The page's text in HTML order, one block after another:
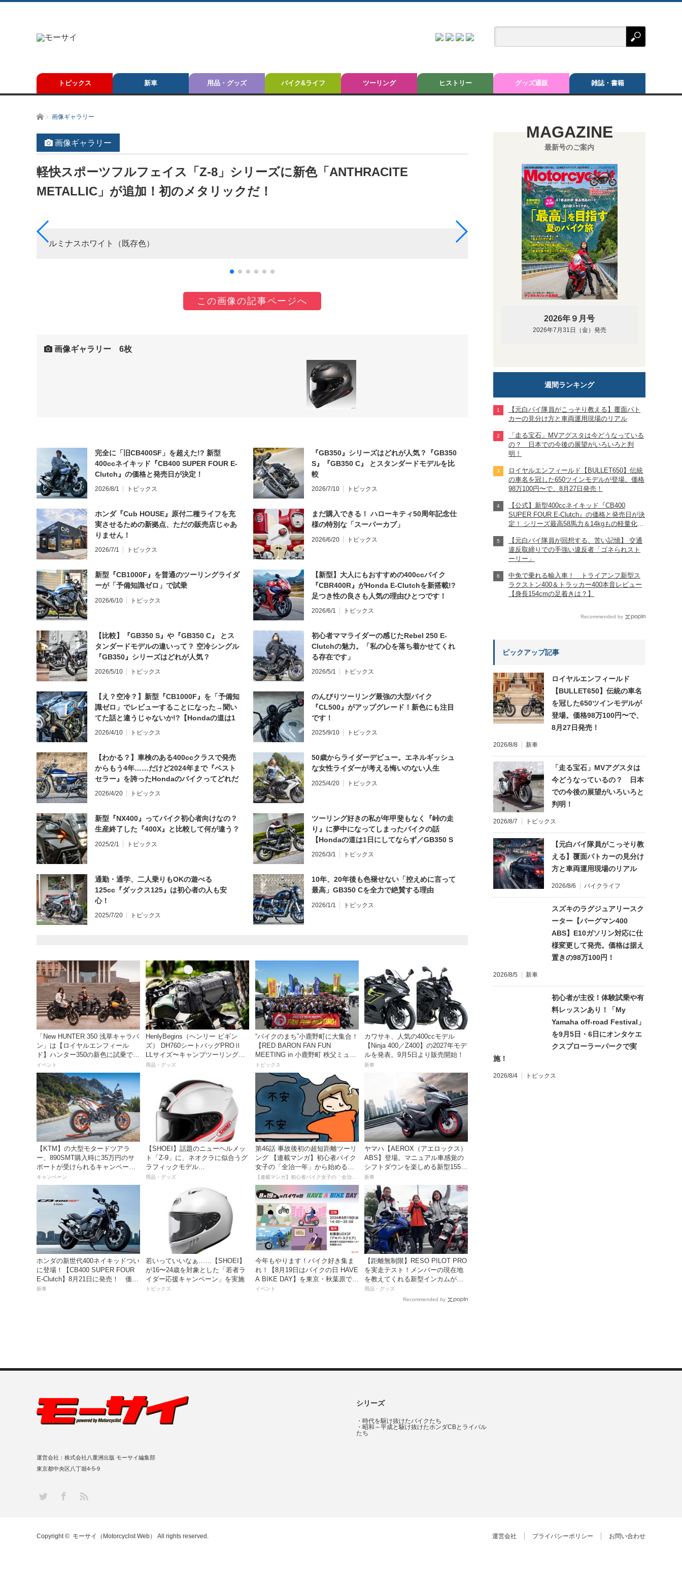
トピックス 新車 用品・グッズ バイク&ライフ ツーリング ヒストリー グッズ通販 雑誌・書籍
ホーム画像ギャラリー
画像ギャラリー
軽快スポーツフルフェイス「Z-8」シリーズに新色「ANTHRACITE
METALLIC」が追加！初のメタリックだ！
ルミナスホワイト（既存色） ブラック（既存色）
この画像の記事ページへ
画像ギャラリー 6枚
完全に「旧CB400SF」を超えた!? 新型
400ccネイキッド『CB400 SUPER FOUR E-
Clutch』の価格と発売日が決定！
2026/8/1 トピックス
『GB350』シリーズはどれが人気？『GB350
S』『GB350 C』 とスタンダードモデルを比
較
2026/7/10 トピックス
ホンダ『Cub HOUSE』原付二種ライフを充
実させるための新拠点、ただの販売店じゃあ
りません！
2026/7/1 トピックス
まだ購入できる！ ハローキティ50周年記念仕
様の特別な「スーパーカブ」
2026/6/20 トピックス
新型『CB1000F』を普通のツーリングライダ
ーが「予備知識ゼロ」で試乗
2026/6/10 トピックス
【新型】大人にもおすすめの400ccバイク
『CBR400R』がHonda E-Clutchを新搭載!?
足つき性の良さも人気の理由ひとつです！
2026/6/1 トピックス
【比較】『GB350 S』や『GB350 C』 とス
タンダードモデルの違いって？ 空冷シングル
『GB350』シリーズはどれが人気？
2026/5/10 トピックス
初心者ママライダーの感じたRebel 250 E-
Clutchの魅力。「私の心を落ち着かせてくれ
る存在です」
2026/5/1 トピックス
【え？空冷？】新型『CB1000F』を「予備知
識ゼロ」でレビューすることになった→聞い
てた話と違うじゃないか!?【Hondaの道は1
日にしてならず／CB1000F ①第一印象 編】
2026/4/10 トピックス
のんびりツーリング最強の大型バイク
『CL500』がアップグレード！新色にも注目
です！
2025/9/10 トピックス
【わかる？】車検のある400ccクラスで発売
からもう4年……だけど2024年まで『ベスト
セラー』を誇ったHondaのバイクってどれだ
と思う？
2026/4/20 トピックス
50歳からライダーデビュー。エネルギッシュ
な女性ライダーが考える悔いのない人生
2025/4/20 トピックス
新型『NX400』ってバイク初心者向けなの？
生産終了した『400X』と比較して何が違う？
2025/2/1 トピックス
ツーリング好きの私が年甲斐もなく『峠の走
り』に夢中になってしまったバイクの話
【Hondaの道は1日にしてならず／GB350 S
インプレ・レビュー 前編】
2026/3/1 トピックス
通勤・通学、二人乗りもOKの遊べる
125cc『ダックス125』は初心者の人も安
心！
2025/7/20 トピックス
10年、20年後も色褪せない「控えめに言って
最高」GB350 Cを全力で絶賛する理由
2026/1/1 トピックス
「New HUNTER 350 浅草キャラバ
ン」は【ロイヤルエンフィール
ド】ハンター350の新色に試乗でき
るチャンス！
イベント
HenlyBegins（ヘンリー ビギン
ズ） DH760シートバッグPROⅡ
LLサイズ〜キャンプツーリングに
も安心の大容量ツアーバッグ〜
用品・グッズ
“バイクのまち”小鹿野町に大集合！
【RED BARON FAN FUN
MEETING in 小鹿野町 秩父ミュー
ズパーク】
トピックス
カワサキ、人気の400ccモデル
【Ninja 400／Z400】の2027年モデ
ルを発表。9月5日より販売開始！
新車
【KTM】の大型モタードツアラ
ー、890SMT購入時に35万円のサ
ポートが受けられるキャンペーン
を実施中！
キャンペーン
【SHOEI】話題のニューヘルメッ
ト「Z-9」に、ネオクラに似合うグ
ラフィックモデル
「BURNSIDE（バーンサイド）」
用品・グッズ
第46話 事故後初の超短距離ツーリ
ング 【連載マンガ】初心者バイク
女子の「全治一年」から始める起
死回生日記
【連載マンガ】初心者バイク女子の「全治一年」から始める起死回生日記
ヤマハ【AEROX（アエロックス）
ABS】登場。マニュアル車感覚の
シフトダウンを楽しめる新型155cc
スポーツスクーター8月31日発売。
価格48万1800円
新車
ホンダの新世代400ネイキッドつい
に登場！【CB400 SUPER FOUR
E-Clutch】8月21日に発売！ 価格
99万8800円
新車
若いっていいなぁ……【SHOEI】
が16〜24歳を対象とした「若者ラ
イダー応援キャンペーン」を実施
トピックス
今年もやります！バイク好き集ま
れ！【8月19日はバイクの日 HAVE
A BIKE DAY】を東京・秋葉原で開
催！
イベント
【距離無制限】RESO PILOT PRO
を実走テスト！メンバーの現在地
を教えてくれる新型インカムがめ
っちゃ便利な３つの理由【動画付
用品・グッズ
Recommended by
MAGAZINE
最新号のご案内
2026年９月号
2026年7月31日（金）発売
週間ランキング
【元白バイ隊員がこっそり教える】覆面パト
カーの見分け方と車両運用現場のリアル
「走る宝石」MVアグスタは今どうなっている
の？ 日本での今後の展望がいろいろと判
明！
ロイヤルエンフィールド【BULLET650】伝統
の車名を冠した650ツインモデルが登場。価格
98万100円〜で、8月27日発売！
【公式】新型400ccネイキッド『CB400
SUPER FOUR E-Clutch』の価格と発売日が決
定！ シリーズ最高58馬力＆14kgもの軽量化!?
【Honda2026新車ニュース】
【元白バイ隊員が回想する、苦い記憶】 交通
違反取締りでの手強い違反者「ゴネられスト
ーリー」
中免で乗れる輸入車！ トライアンフ新型ス
ラクストン400＆トラッカー400本音レビュー
【身長154cmの足着きは？】
Recommended by
ピックアップ記事
ロイヤルエンフィールド
【BULLET650】伝統の車名
を冠した650ツインモデルが
登場。価格98万100円〜で、
8月27日発売！
2026/8/8 新車
「走る宝石」MVアグスタは
今どうなっているの？ 日本
での今後の展望がいろいろと
判明！
2026/8/7 トピックス
【元白バイ隊員がこっそり教
える】覆面パトカーの見分け
方と車両運用現場のリアル
2026/8/6 バイクライフ
スズキのラグジュアリースク
ーター【バーグマン400
ABS】E10ガソリン対応に仕
様変更して発売。価格は据え
置きの98万100円！
2026/8/5 新車
初心者が主役！体験試乗や有
料レッスンあり！「My
Yamaha off-road Festival」
を9月5日・6日にオンタケエ
クスプローラーパークで実
施！
2026/8/4 トピックス
シリーズ
・ 時代を駆け抜けたバイクたち
・ 昭和～平成と駆け抜けたホンダCBとライバル
たち
運営会社：株式会社八重洲出版 モーサイ編集部
東京都中央区八丁堀4-5-9
Twitter Facebook
RSS
運営会社 プライバシーポリシー お問い合わせ
Copyright © モーサイ（Motorcyclist Web） All rights reserved.